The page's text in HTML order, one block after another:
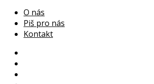
O nás
Piš pro nás
Kontakt